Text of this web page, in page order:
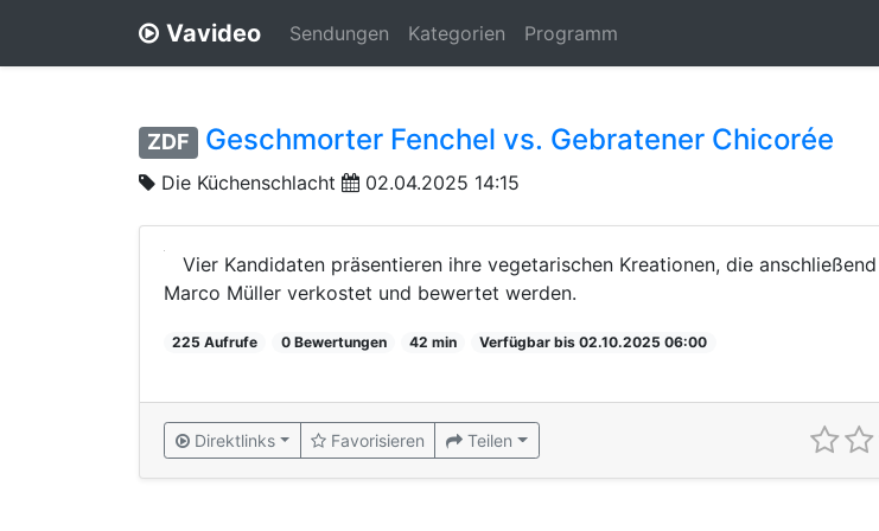
Vavideo Sendungen Kategorien Programm
ZDF Geschmorter Fenchel vs. Gebratener Chicorée
Die Küchenschlacht 02.04.2025 14:15
Vier Kandidaten präsentieren ihre vegetarischen Kreationen, die
Marco Müller verkostet und bewertet werden.
225 Aufrufe 0 Bewertungen 42 min Verfügbar bis 02.10.2025 06:00
Direktlinks Favorisieren Teilen